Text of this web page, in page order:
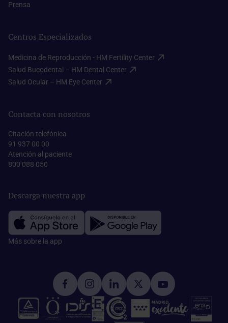
Prensa​
Centros Especializados
Medicina de Reproducción - HM Fertility Center​
Salud Bucodental – HM Dental Center​
Salud Ocular – HM Eye Center​
Contacta con nosotros
Citación telefónica
91 937 00 00
Atención al paciente
800 088 050
Descarga nuestra app
Más sobre la app​